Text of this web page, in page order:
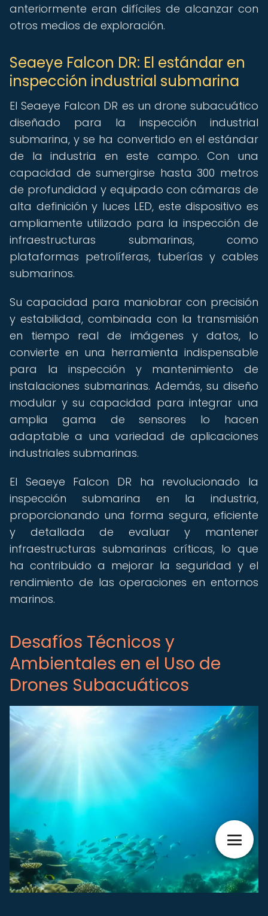
anteriormente eran difíciles de alcanzar con
otros medios de exploración.
Seaeye Falcon DR: El estándar en
inspección industrial submarina
El Seaeye Falcon DR es un drone subacuático
diseñado para la inspección industrial
submarina, y se ha convertido en el estándar
de la industria en este campo. Con una
capacidad de sumergirse hasta 300 metros
de profundidad y equipado con cámaras de
alta definición y luces LED, este dispositivo es
ampliamente utilizado para la inspección de
infraestructuras submarinas, como
plataformas petrolíferas, tuberías y cables
submarinos.
Su capacidad para maniobrar con precisión
y estabilidad, combinada con la transmisión
en tiempo real de imágenes y datos, lo
convierte en una herramienta indispensable
para la inspección y mantenimiento de
instalaciones submarinas. Además, su diseño
modular y su capacidad para integrar una
amplia gama de sensores lo hacen
adaptable a una variedad de aplicaciones
industriales submarinas.
El Seaeye Falcon DR ha revolucionado la
inspección submarina en la industria,
proporcionando una forma segura, eficiente
y detallada de evaluar y mantener
infraestructuras submarinas críticas, lo que
ha contribuido a mejorar la seguridad y el
rendimiento de las operaciones en entornos
marinos.
Desafíos Técnicos y
Ambientales en el Uso de
Drones Subacuáticos